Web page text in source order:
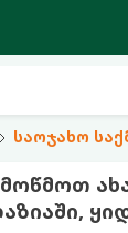
საოჯახო